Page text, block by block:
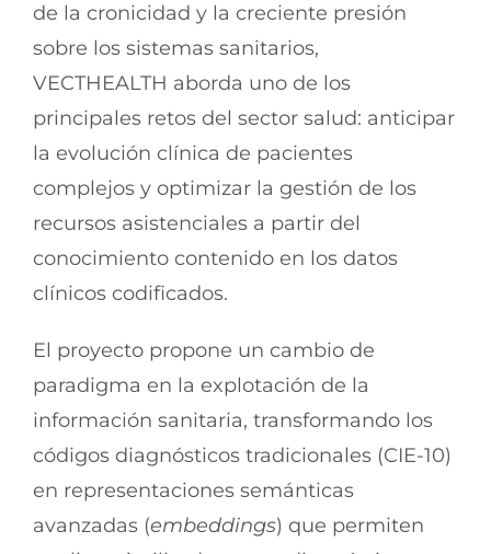
de la cronicidad y la creciente presión
sobre los sistemas sanitarios,
VECTHEALTH aborda uno de los
principales retos del sector salud: anticipar
la evolución clínica de pacientes
complejos y optimizar la gestión de los
recursos asistenciales a partir del
conocimiento contenido en los datos
clínicos codificados.
El proyecto propone un cambio de
paradigma en la explotación de la
información sanitaria, transformando los
códigos diagnósticos tradicionales (CIE-10)
en representaciones semánticas
avanzadas (embeddings) que permiten